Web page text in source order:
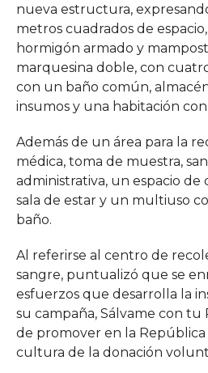
nueva estructura,
metros cuadrados de
hormigón armado y
marquesina doble, con
con un baño común,
insumos y una habitación
Además de un área para la
médica, toma de muestra,
administrativa, un espacio de
sala de estar y un multiuso
baño.
Al referirse al centro de
sangre, puntualizó que se
esfuerzos que desarrolla la
su campaña, Sálvame con tu
de promover en la República
cultura de la donación